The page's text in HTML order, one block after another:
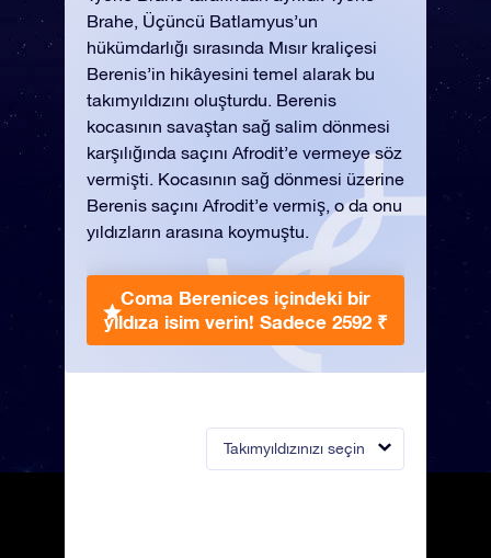
Takımyıldızınızı seçin
Brahe, Üçüncü Batlamyus’un
hükümdarlığı sırasında Mısır kraliçesi
Berenis’in hikâyesini temel alarak bu
takımyıldızını oluşturdu. Berenis
kocasının savaştan sağ salim dönmesi
karşılığında saçını Afrodit’e vermeye söz
vermişti. Kocasının sağ dönmesi üzerine
Berenis saçını Afrodit’e vermiş, o da onu
yıldızların arasına koymuştu.
Coma Berenices içindeki bir
yıldıza isim verin! Sadece 2592 ₹